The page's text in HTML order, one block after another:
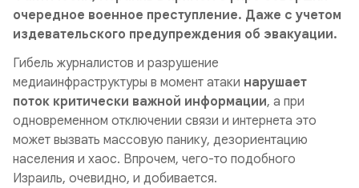
очередное военное преступление. Даже с учетом
издевательского предупреждения об эвакуации.
Гибель журналистов и разрушение
медиаинфраструктуры в момент атаки нарушает
поток критически важной информации, а при
одновременном отключении связи и интернета это
может вызвать массовую панику, дезориентацию
населения и хаос. Впрочем, чего-то подобного
Израиль, очевидно, и добивается.